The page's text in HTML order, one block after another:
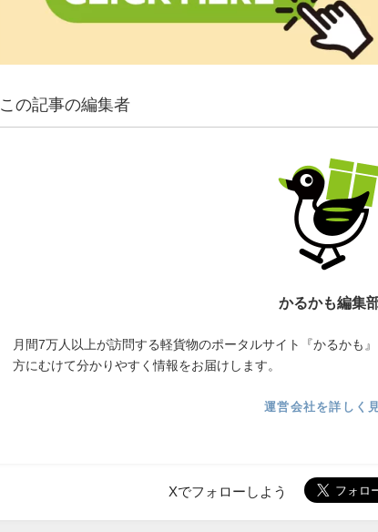
この記事の編集者
かるかも編集
月間7万人以上が訪問する軽貨物のポータルサイト『かるかも
方にむけて分かりやすく情報をお届けします。
運営会社を詳しく
Xでフォローしよう